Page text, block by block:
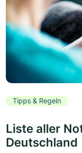
Tipps & Regeln
Liste aller
Deutschland